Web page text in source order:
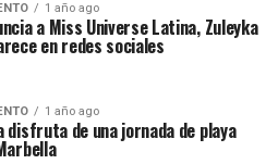
1 año ago
a Miss Universe Latina, Zuleyka
en redes sociales
1 año ago
disfruta de una jornada de playa